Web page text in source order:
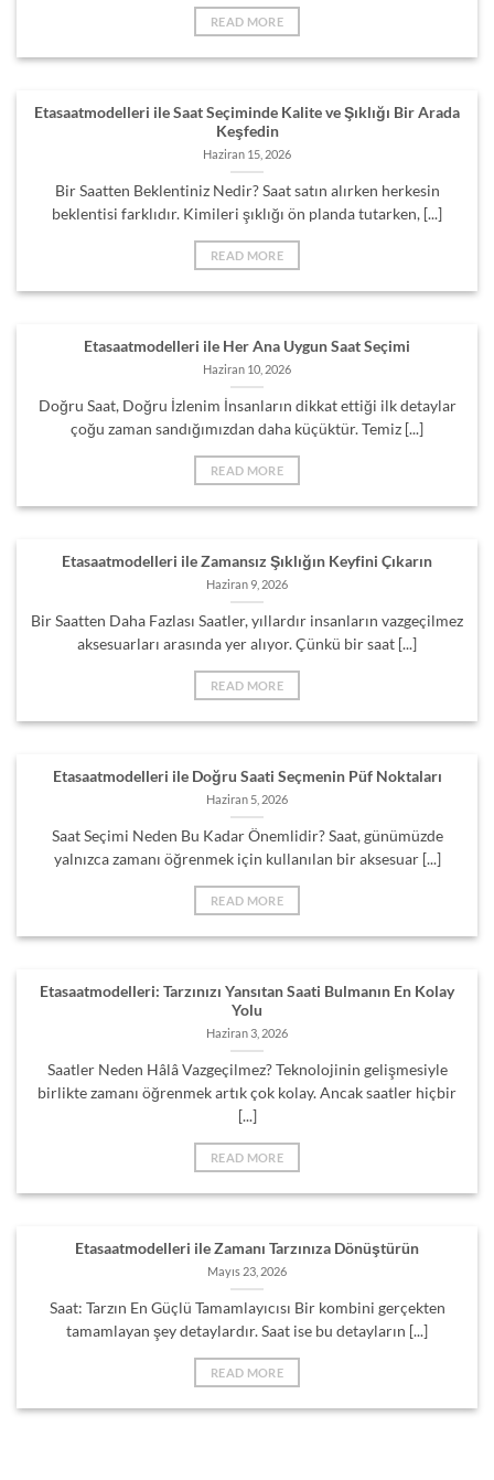
READ MORE
Etasaatmodelleri ile Saat Seçiminde Kalite ve Şıklığı Bir Arada
Keşfedin
Haziran 15, 2026
Bir Saatten Beklentiniz Nedir? Saat satın alırken herkesin
beklentisi farklıdır. Kimileri şıklığı ön planda tutarken, [...]
READ MORE
Etasaatmodelleri ile Her Ana Uygun Saat Seçimi
Haziran 10, 2026
Doğru Saat, Doğru İzlenim İnsanların dikkat ettiği ilk detaylar
çoğu zaman sandığımızdan daha küçüktür. Temiz [...]
READ MORE
Etasaatmodelleri ile Zamansız Şıklığın Keyfini Çıkarın
Haziran 9, 2026
Bir Saatten Daha Fazlası Saatler, yıllardır insanların vazgeçilmez
aksesuarları arasında yer alıyor. Çünkü bir saat [...]
READ MORE
Etasaatmodelleri ile Doğru Saati Seçmenin Püf Noktaları
Haziran 5, 2026
Saat Seçimi Neden Bu Kadar Önemlidir? Saat, günümüzde
yalnızca zamanı öğrenmek için kullanılan bir aksesuar [...]
READ MORE
Etasaatmodelleri: Tarzınızı Yansıtan Saati Bulmanın En Kolay
Yolu
Haziran 3, 2026
Saatler Neden Hâlâ Vazgeçilmez? Teknolojinin gelişmesiyle
birlikte zamanı öğrenmek artık çok kolay. Ancak saatler hiçbir
[...]
READ MORE
Etasaatmodelleri ile Zamanı Tarzınıza Dönüştürün
Mayıs 23, 2026
Saat: Tarzın En Güçlü Tamamlayıcısı Bir kombini gerçekten
tamamlayan şey detaylardır. Saat ise bu detayların [...]
READ MORE